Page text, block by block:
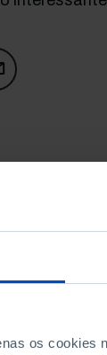
os cookies